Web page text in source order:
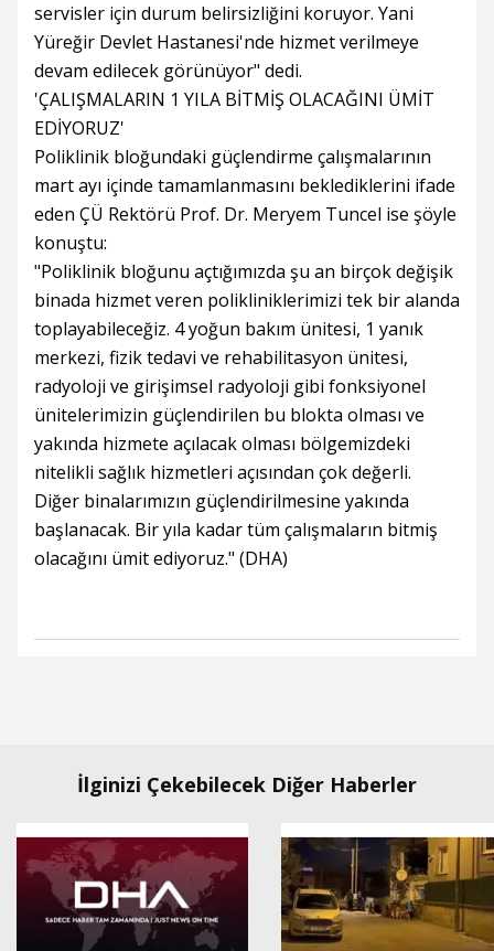
servisler için durum belirsizliğini koruyor. Yani
Yüreğir Devlet Hastanesi'nde hizmet verilmeye
devam edilecek görünüyor" dedi.
'ÇALIŞMALARIN 1 YILA BİTMİŞ OLACAĞINI ÜMİT
EDİYORUZ'
Poliklinik bloğundaki güçlendirme çalışmalarının
mart ayı içinde tamamlanmasını beklediklerini ifade
eden ÇÜ Rektörü Prof. Dr. Meryem Tuncel ise şöyle
konuştu:
"Poliklinik bloğunu açtığımızda şu an birçok değişik
binada hizmet veren polikliniklerimizi tek bir alanda
toplayabileceğiz. 4 yoğun bakım ünitesi, 1 yanık
merkezi, fizik tedavi ve rehabilitasyon ünitesi,
radyoloji ve girişimsel radyoloji gibi fonksiyonel
ünitelerimizin güçlendirilen bu blokta olması ve
yakında hizmete açılacak olması bölgemizdeki
nitelikli sağlık hizmetleri açısından çok değerli.
Diğer binalarımızın güçlendirilmesine yakında
başlanacak. Bir yıla kadar tüm çalışmaların bitmiş
olacağını ümit ediyoruz." (DHA)
İlginizi Çekebilecek Diğer Haberler